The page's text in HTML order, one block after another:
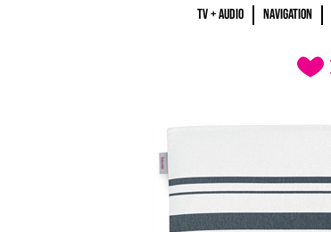
TV + AUDIO NAVIGATION